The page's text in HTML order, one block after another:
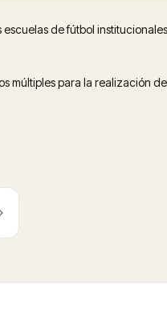
de fútbol
múltiples para la realización